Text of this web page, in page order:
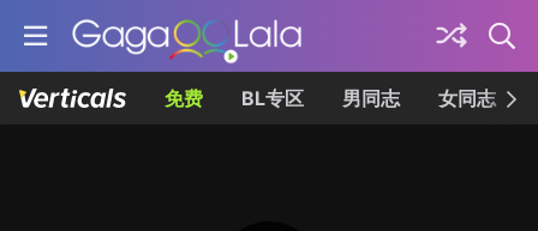
免费 BL专区 男同志 女同志